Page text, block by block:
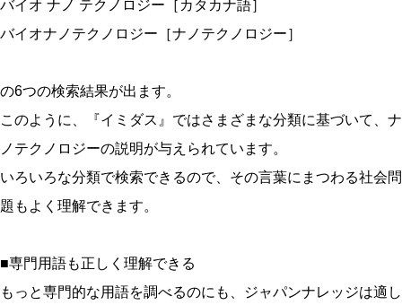
バイオ ナノ テクノロジー［カタカナ語］
バイオナノテクノロジー［ナノテクノロジー］
の6つの検索結果が出ます。
このように、『イミダス』ではさまざまな分類に基づいて、ナ
ノテクノロジーの説明が与えられています。
いろいろな分類で検索できるので、その言葉にまつわる社会問
題もよく理解できます。
■専門用語も正しく理解できる
もっと専門的な用語を調べるのにも、ジャパンナレッジは適し